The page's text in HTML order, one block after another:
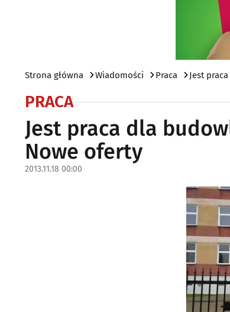
Strona główna Wiadomości Praca Jest
PRACA
Jest praca dla
Nowe oferty
2013.11.18 00:00